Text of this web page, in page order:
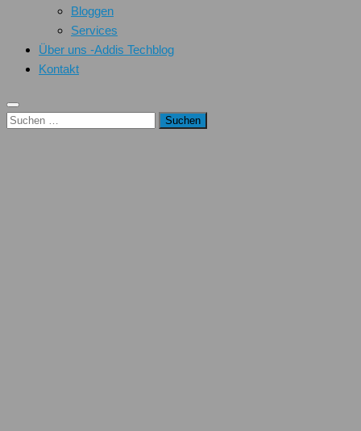
Bloggen
Services
Über uns -Addis Techblog
Kontakt
Suchen